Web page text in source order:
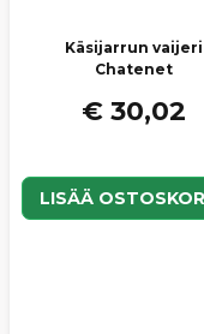
Käsijarrun vaijeri
Chatenet
€ 30,02
LISÄÄ